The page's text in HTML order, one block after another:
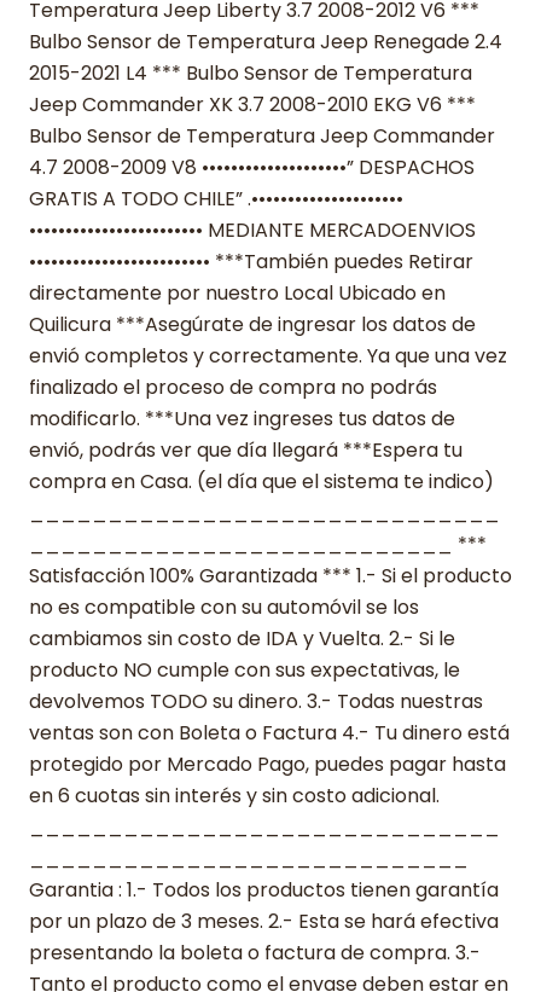
Temperatura Jeep Liberty 3.7 2008-2012 V6 ***
Bulbo Sensor de Temperatura Jeep Renegade 2.4
2015-2021 L4 *** Bulbo Sensor de Temperatura
Jeep Commander XK 3.7 2008-2010 EKG V6 ***
Bulbo Sensor de Temperatura Jeep Commander
4.7 2008-2009 V8 ••••••••••••••••••••” DESPACHOS
GRATIS A TODO CHILE” .•••••••••••••••••••••
•••••••••••••••••••••••• MEDIANTE MERCADOENVIOS
••••••••••••••••••••••••• ***También puedes Retirar
directamente por nuestro Local Ubicado en
Quilicura ***Asegúrate de ingresar los datos de
envió completos y correctamente. Ya que una vez
finalizado el proceso de compra no podrás
modificarlo. ***Una vez ingreses tus datos de
envió, podrás ver que día llegará ***Espera tu
compra en Casa. (el día que el sistema te indico)
___________________________ ***
Satisfacción 100% Garantizada *** 1.- Si el producto
no es compatible con su automóvil se los
cambiamos sin costo de IDA y Vuelta. 2.- Si le
producto NO cumple con sus expectativas, le
devolvemos TODO su dinero. 3.- Todas nuestras
ventas son con Boleta o Factura 4.- Tu dinero está
protegido por Mercado Pago, puedes pagar hasta
en 6 cuotas sin interés y sin costo adicional.
Garantia : 1.- Todos los productos tienen garantía
por un plazo de 3 meses. 2.- Esta se hará efectiva
presentando la boleta o factura de compra. 3.-
Tanto el producto como el envase deben estar en